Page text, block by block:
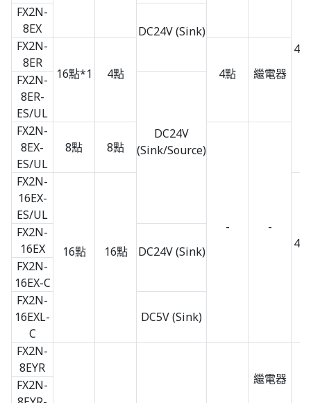
43
FX2N-
8EX
DC24V (Sink)
FX2N-
8ER
16點*1 4點 4點 繼電器
FX2N-
8ER-
ES/UL
DC24V
(Sink/Source)
FX2N-
8EX-
ES/UL
8點 8點
- -
FX2N-
16EX-
ES/UL
16點 16點
40
FX2N-
16EX
DC24V (Sink)
FX2N-
16EX-C
FX2N-
16EXL-
C
DC5V (Sink)
FX2N-
8EYR
繼電器
FX2N-